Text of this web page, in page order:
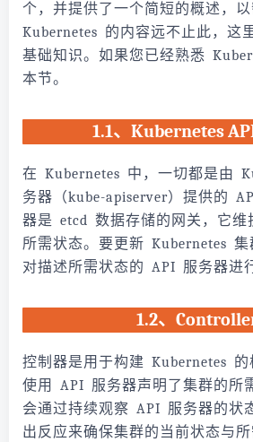
个，并提供了一个简短的概述，以
Kubernetes 的内容远不止此，这
基础知识。如果您已经熟悉
本节。
1.1、Kubernetes
在 Kubernetes 中，一切都是由
务器（kube-apiserver）提供的
器是 etcd 数据存储的网关，它维
所需状态。要更新 Kubernetes 集
对描述所需状态的 API 服务器进
1.2、
控制器是用于构建 Kubernetes 的
使用 API 服务器声明了集群的所
会通过持续观察 API 服务器的状
出反应来确保集群的当前状态与